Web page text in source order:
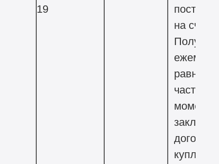
19
на счет
равными
частями
момента
договора
купли-